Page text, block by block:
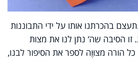
בהכרתנו אותו על ידי התבוננות
הסיבה שה‘ נתן לנו את מצות
הורה מצוּוֶה לספר את הסיפור לבנו,